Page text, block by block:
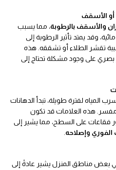
والأسقف بالرطوبة، مما يسبب
وقد يمتد تأثير الرطوبة إلى
تقشر الطلاء أو تشققه. هذه
بصري على وجود مشكلة تحتاج إلى
المياه لفترة طويلة، تبدأ الدهانات
هذه العلامات قد تكون
فقاعات على السطح، مما يشير إلى
وإصلاحه.
بعض مناطق المنزل يشير عادةً إلى